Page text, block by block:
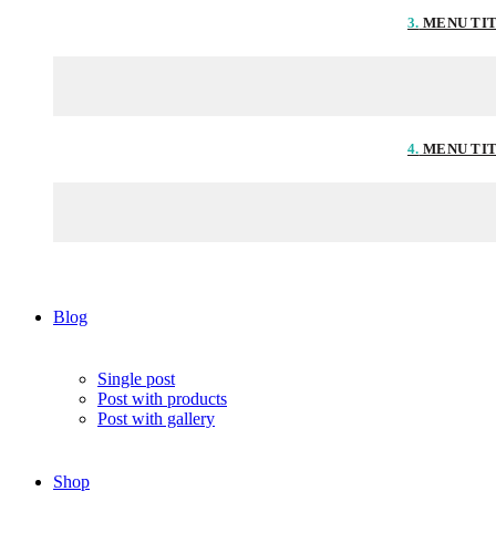
3. MENU
4. MENU
Blog
Single post
Post with products
Post with gallery
Shop